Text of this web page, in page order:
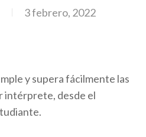
3 febrero, 2022
y supera fácilmente las
intérprete, desde el